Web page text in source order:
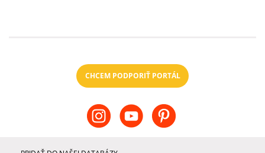
CHCEM PODPORIŤ PORTÁL